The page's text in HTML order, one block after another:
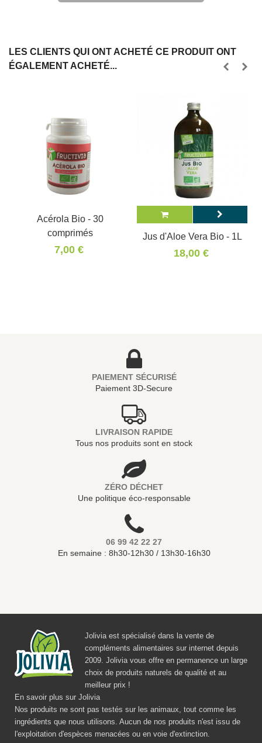
LES CLIENTS QUI ONT ACHETÉ CE PRODUIT ONT
ÉGALEMENT ACHETÉ...
Acérola Bio - 30
comprimés
7,00 €
Jus d'Aloe Vera Bio - 1L
18,00 €
PAIEMENT SÉCURISÉ
Paiement 3D-Secure
LIVRAISON RAPIDE
Tous nos produits sont en stock
ZÉRO DÉCHET
Une politique éco-responsable
06 99 42 22 27
En semaine : 8h30-12h30 / 13h30-16h30
Jolivia est spécialisé dans la vente de
compléments alimentaires sur internet depuis
2009. Jolivia vous offre en permanence un large
choix de produits naturels de qualité et au
meilleur prix !
En savoir plus sur Jolivia
Nos produits ne sont pas testés sur les animaux, tout comme les
ingrédients que nous utilisons. Aucun de nos produits n'est issu de
l'exploitation d'espèces menacées ou en voie d'extinction.